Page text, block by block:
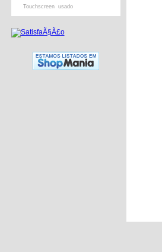
Touchscreen usado